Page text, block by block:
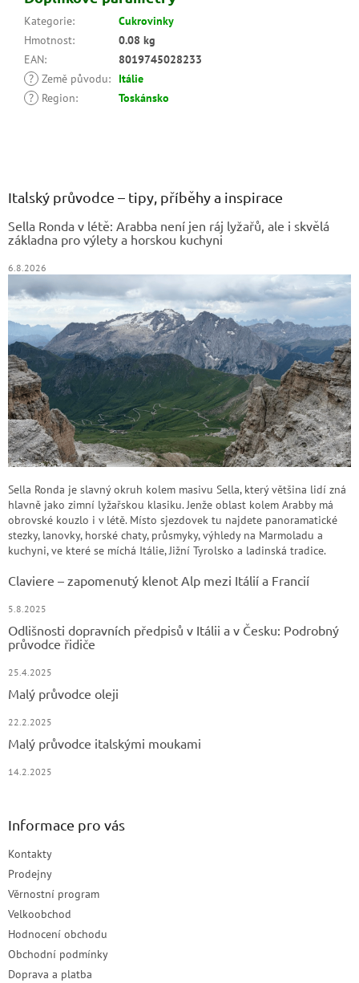
Kategorie:
Cukrovinky
Hmotnost:
0.08 kg
EAN:
8019745028233
? Země původu:
Itálie
?
Region: Toskánsko
Italský průvodce – tipy, příběhy a inspirace
Sella Ronda v létě: Arabba není jen ráj lyžařů, ale i skvělá
základna pro výlety a horskou kuchyni
6.8.2026
Sella Ronda je slavný okruh kolem masivu Sella, který většina lidí zná
hlavně jako zimní lyžařskou klasiku. Jenže oblast kolem Arabby má
obrovské kouzlo i v létě. Místo sjezdovek tu najdete panoramatické
stezky, lanovky, horské chaty, průsmyky, výhledy na Marmoladu a
kuchyni, ve které se míchá Itálie, Jižní Tyrolsko a ladinská tradice.
Claviere – zapomenutý klenot Alp mezi Itálií a Francií
5.8.2025
Odlišnosti dopravních předpisů v Itálii a v Česku: Podrobný
průvodce řidiče
25.4.2025
Malý průvodce oleji
22.2.2025
Malý průvodce italskými moukami
14.2.2025
Informace pro vás
Kontakty
Prodejny
Věrnostní program
Velkoobchod
Hodnocení obchodu
Obchodní podmínky
Doprava a platba